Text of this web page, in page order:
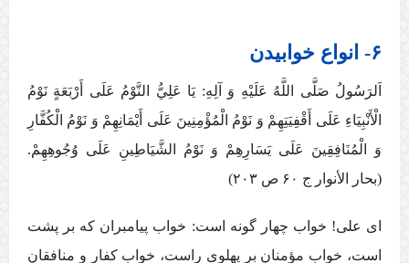
۶- انواع خوابیدن
اَلرَسُولُ صَلَّی اللَّهُ عَلَيْهِ وَ آلِهِ:‏‏ يَا عَلِيُّ النَّوْمُ عَلَی أَرْبَعَةٍ نَوْمُ‏
الْأَنْبِيَاءِ عَلَی أَقْفِيَتِهِمْ وَ نَوْمُ الْمُؤْمِنِينَ عَلَی أَيْمَانِهِمْ وَ نَوْمُ الْكُفَّارِ
وَ الْمُنَافِقِينَ عَلَی يَسَارِهِمْ وَ نَوْمُ الشَّيَاطِينِ عَلَی وُجُوهِهِمْ‏.
(بحار الأنوار ج ‏۶۰ ص ۲۰۳)
ای علی! خواب چهار گونه است: خواب پیامبران که بر پشت
است، خواب مؤمنان بر پهلوی راست، خواب کفار و منافقان